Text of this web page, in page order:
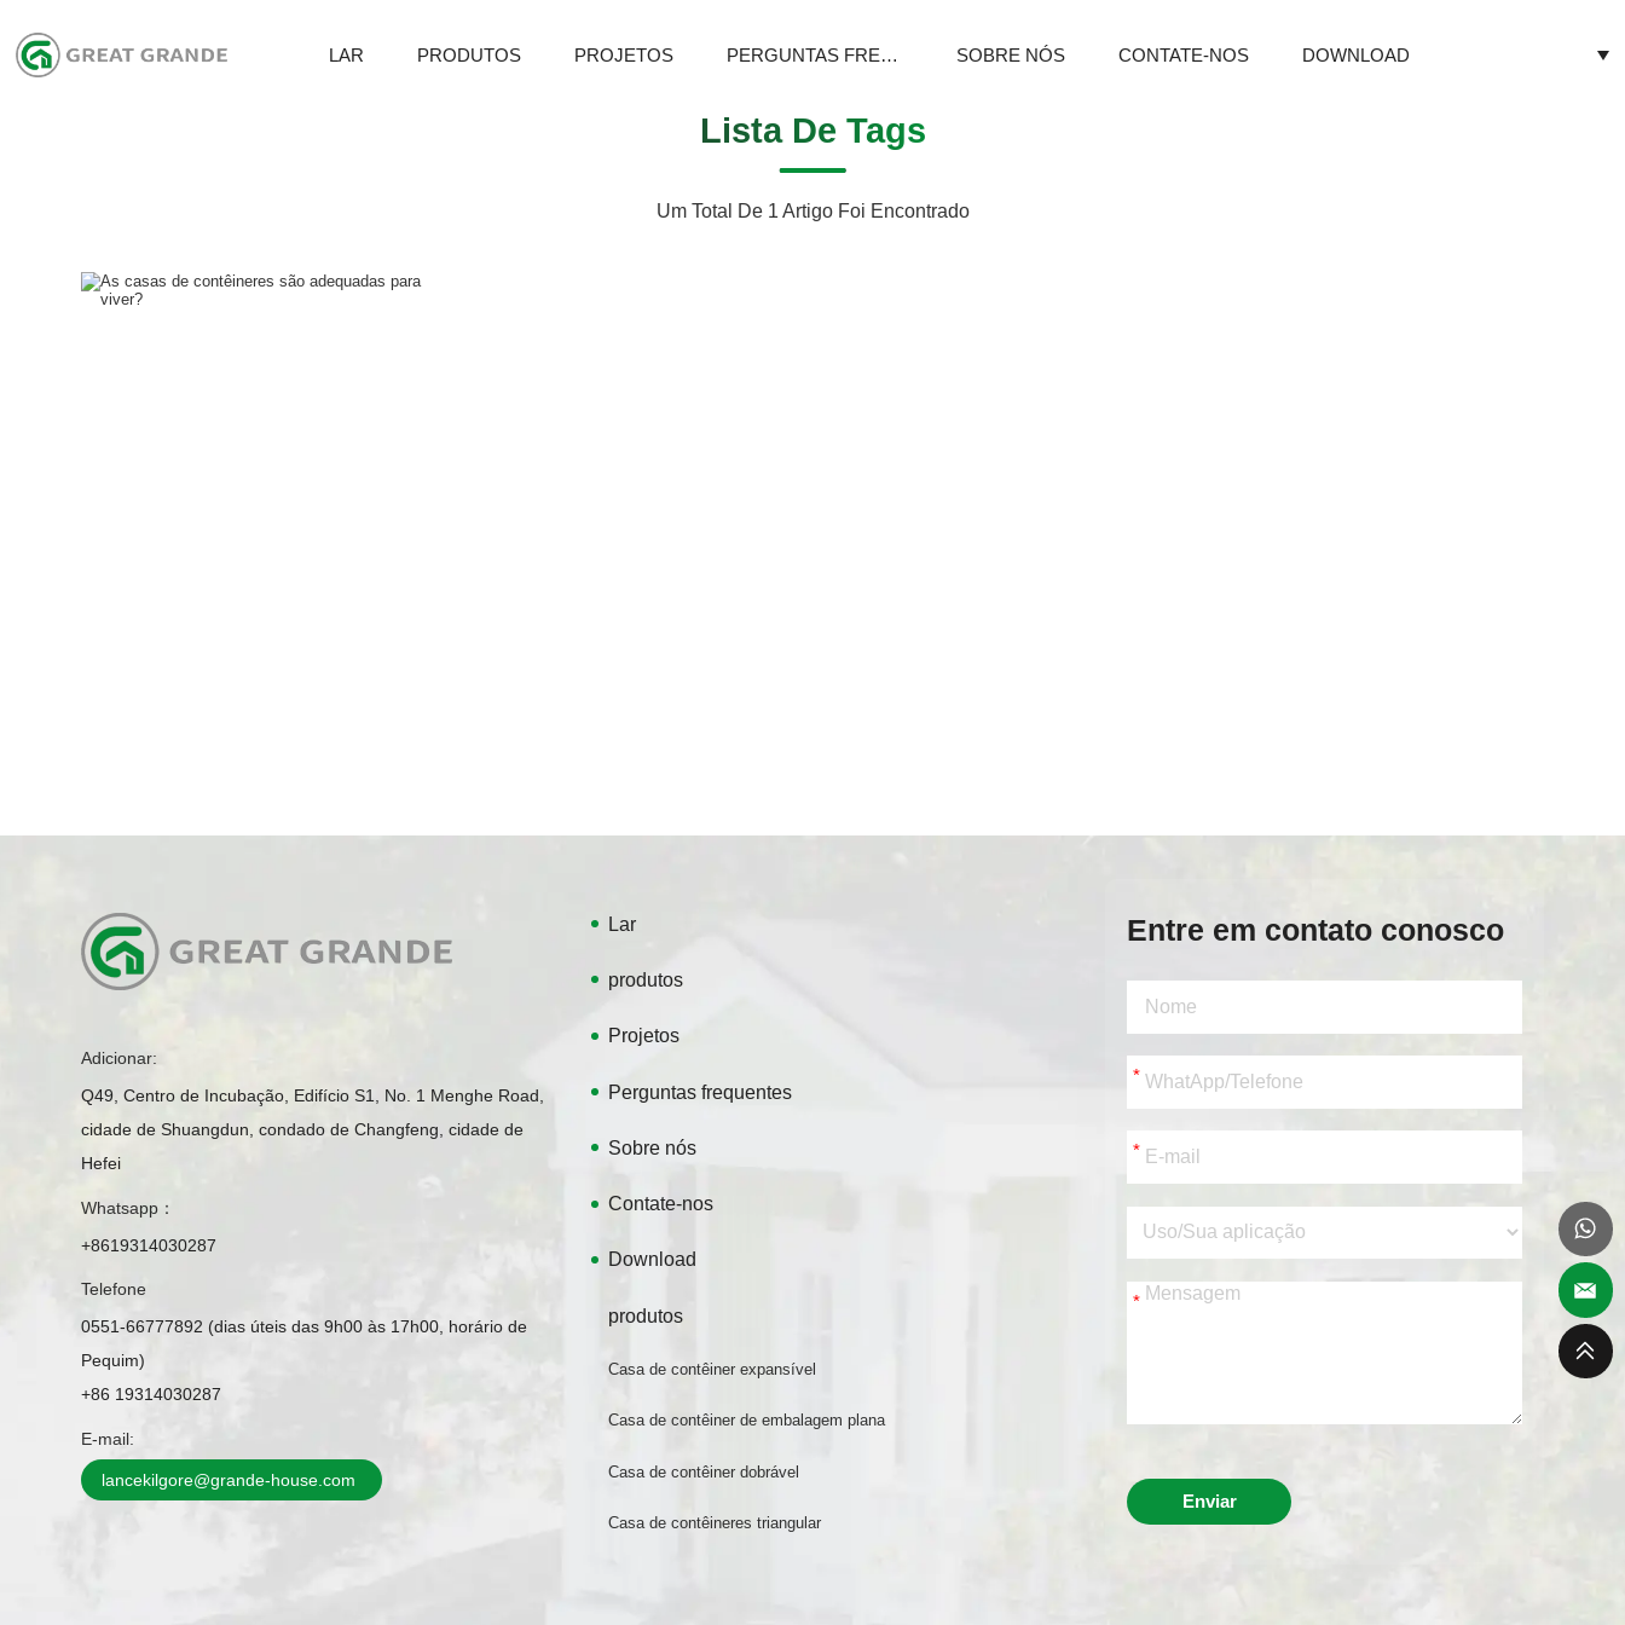
LAR PRODUTOS PROJETOS PERGUNTAS FREQUENTES SOBRE NÓS CONTATE-NOS DOWNLOAD
Lista De Tags
Um Total De 1 Artigo Foi Encontrado
Entre em contato conosco
*
*
*
Enviar
Lar
produtos
Projetos
Perguntas frequentes
Sobre nós
Contate-nos
Download
produtos
Casa de contêiner expansível
Casa de contêiner de embalagem plana
Casa de contêiner dobrável
Casa de contêineres triangular
Adicionar:
Q49, Centro de Incubação, Edifício S1, No. 1 Menghe Road,
cidade de Shuangdun, condado de Changfeng, cidade de
Hefei
Whatsapp：
+8619314030287
Telefone
0551-66777892 (dias úteis das 9h00 às 17h00, horário de
Pequim)
+86 19314030287
E-mail:
lancekilgore@grande-house.com